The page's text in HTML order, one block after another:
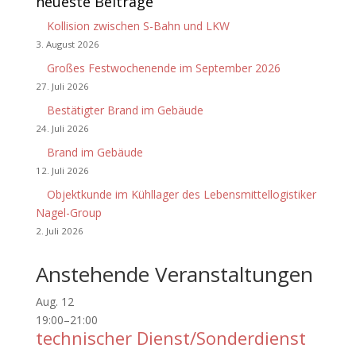
Kollision zwischen S-Bahn und LKW
3. August 2026
Großes Festwochenende im September 2026
27. Juli 2026
Bestätigter Brand im Gebäude
24. Juli 2026
Brand im Gebäude
12. Juli 2026
Objektkunde im Kühllager des Lebensmittellogistiker
Nagel-Group
2. Juli 2026
Anstehende Veranstaltungen
Aug. 12
19:00–21:00
technischer Dienst/Sonderdienst